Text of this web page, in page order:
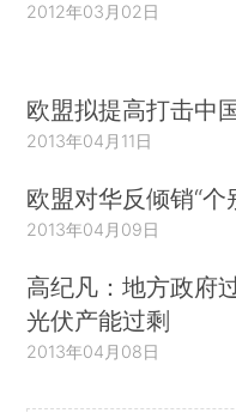
2012年03月02日
欧盟拟提高打击中
2013年04月11日
欧盟对华反倾销“个
2013年04月09日
高纪凡：地方政府
光伏产能过剩
2013年04月08日